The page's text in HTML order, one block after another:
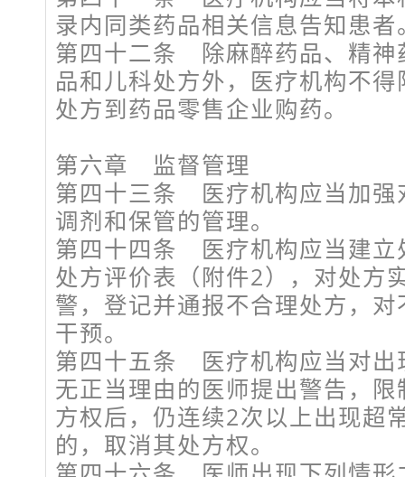
录内同类药品相关信息告知患者
第四十二条 除麻醉药品、精神
品和儿科处方外，医疗机构不
处方到药品零售企业购药。
第六章 监督管理
第四十三条 医疗机构应当加强
调剂和保管的管理。
第四十四条 医疗机构应当建立
处方评价表（附件2），对处方
警，登记并通报不合理处方，
干预。
第四十五条 医疗机构应当对出
无正当理由的医师提出警告，
方权后，仍连续2次以上出现超
的，取消其处方权。